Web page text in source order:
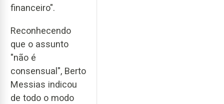
financeiro".
Reconhecendo
que o assunto
"não é
consensual", Berto
Messias indicou
de todo o modo